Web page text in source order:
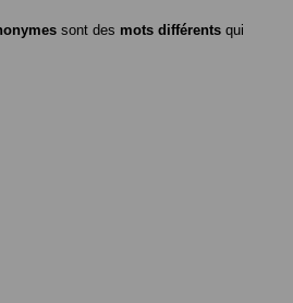
sont des mots différents qui